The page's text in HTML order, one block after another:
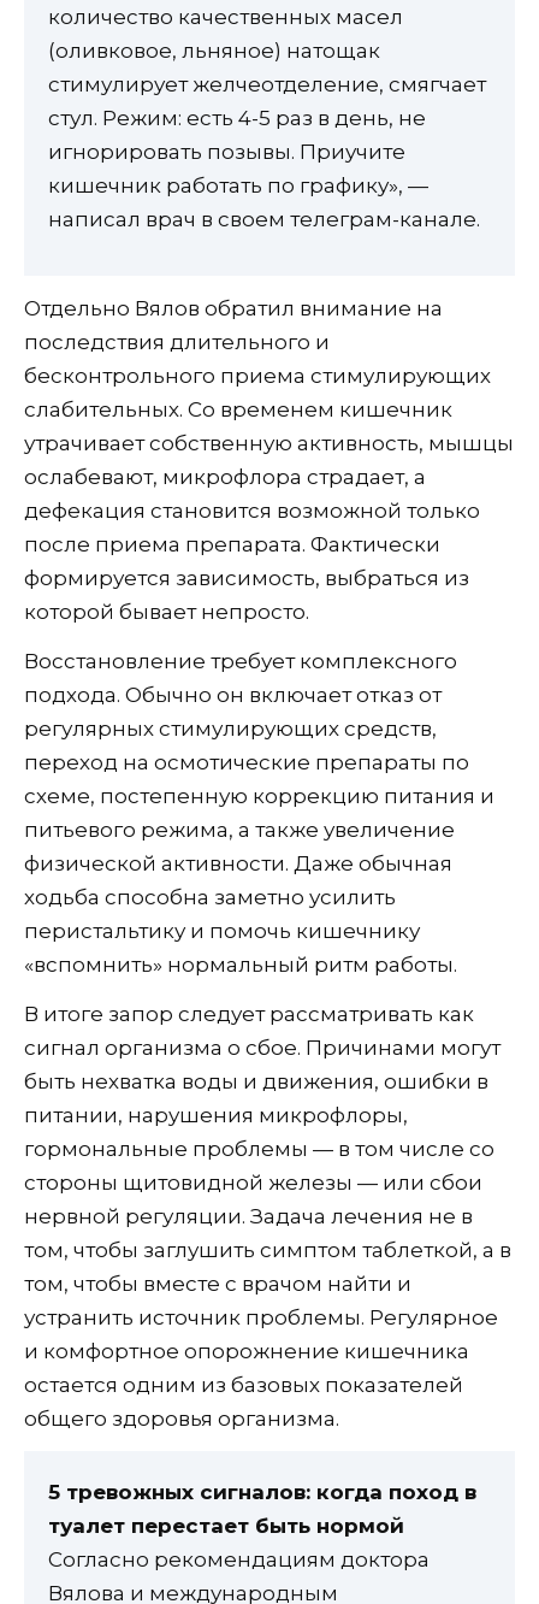
количество качественных масел
(оливковое, льняное) натощак
стимулирует желчеотделение, смягчает
стул. Режим: есть 4-5 раз в день, не
игнорировать позывы. Приучите
кишечник работать по графику», —
написал врач в своем телеграм-канале.
Отдельно Вялов обратил внимание на
последствия длительного и
бесконтрольного приема стимулирующих
слабительных. Со временем кишечник
утрачивает собственную активность, мышцы
ослабевают, микрофлора страдает, а
дефекация становится возможной только
после приема препарата. Фактически
формируется зависимость, выбраться из
которой бывает непросто.
Восстановление требует комплексного
подхода. Обычно он включает отказ от
регулярных стимулирующих средств,
переход на осмотические препараты по
схеме, постепенную коррекцию питания и
питьевого режима, а также увеличение
физической активности. Даже обычная
ходьба способна заметно усилить
перистальтику и помочь кишечнику
«вспомнить» нормальный ритм работы.
В итоге запор следует рассматривать как
сигнал организма о сбое. Причинами могут
быть нехватка воды и движения, ошибки в
питании, нарушения микрофлоры,
гормональные проблемы — в том числе со
стороны щитовидной железы — или сбои
нервной регуляции. Задача лечения не в
том, чтобы заглушить симптом таблеткой, а в
том, чтобы вместе с врачом найти и
устранить источник проблемы. Регулярное
и комфортное опорожнение кишечника
остается одним из базовых показателей
общего здоровья организма.
5 тревожных сигналов: когда поход в
туалет перестает быть нормой
Согласно рекомендациям доктора
Вялова и международным